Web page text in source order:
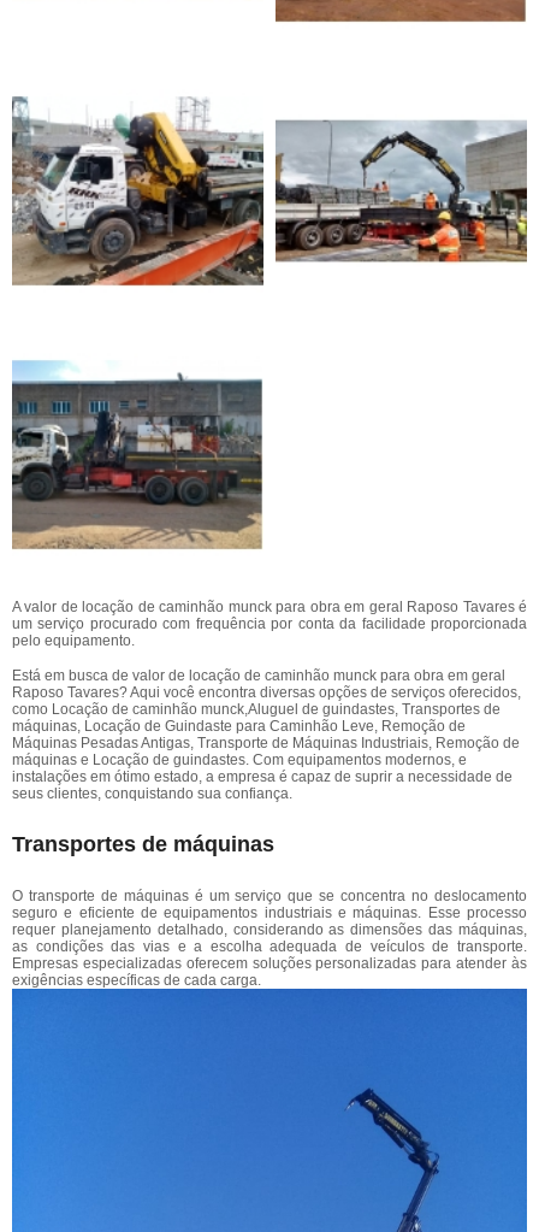
A valor de locação de caminhão munck para obra em geral Raposo Tavares é
um serviço procurado com frequência por conta da facilidade proporcionada
pelo equipamento.
Está em busca de valor de locação de caminhão munck para obra em geral
Raposo Tavares? Aqui você encontra diversas opções de serviços oferecidos,
como Locação de caminhão munck,Aluguel de guindastes, Transportes de
máquinas, Locação de Guindaste para Caminhão Leve, Remoção de
Máquinas Pesadas Antigas, Transporte de Máquinas Industriais, Remoção de
máquinas e Locação de guindastes. Com equipamentos modernos, e
instalações em ótimo estado, a empresa é capaz de suprir a necessidade de
seus clientes, conquistando sua confiança.
Transportes de máquinas
O transporte de máquinas é um serviço que se concentra no deslocamento
seguro e eficiente de equipamentos industriais e máquinas. Esse processo
requer planejamento detalhado, considerando as dimensões das máquinas,
as condições das vias e a escolha adequada de veículos de transporte.
Empresas especializadas oferecem soluções personalizadas para atender às
exigências específicas de cada carga.